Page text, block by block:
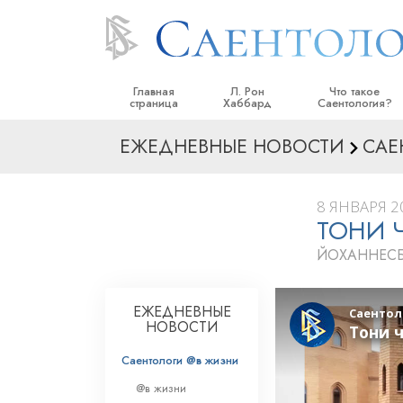
Главная
страница
Л. Рон
Хаббард
Что такое
Саентология?
Верования и
Что саентологи
Саентологии
Внутри церкви
Основные
Введение в
ЕЖЕДНЕВНЫЕ НОВОСТИ
8 ЯНВАРЯ
ТОНИ
ЕЖЕДНЕВНЫЕ
НОВОСТИ
Саентологи @в жизни
@в жизни